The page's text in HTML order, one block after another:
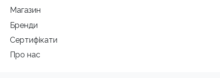
Магазин
Бренди
Сертифікати
Про нас